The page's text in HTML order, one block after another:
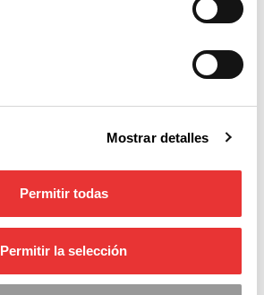
Mostrar detalles
Permitir todas
Permitir la selección